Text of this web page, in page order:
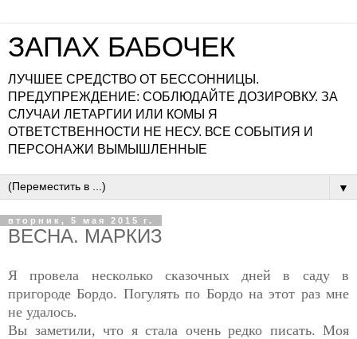
ЗАПАХ БАБОЧЕК
ЛУЧШЕЕ СРЕДСТВО ОТ БЕССОННИЦЫ.
ПРЕДУПРЕЖДЕНИЕ: СОБЛЮДАЙТЕ ДОЗИРОВКУ. ЗА
СЛУЧАИ ЛЕТАРГИИ ИЛИ КОМЫ Я
ОТВЕТСТВЕННОСТИ НЕ НЕСУ. ВСЕ СОБЫТИЯ И
ПЕРСОНАЖИ ВЫМЫШЛЕННЫЕ
▼
вторник, 5 мая 2015 г.
ВЕСНА. МАРКИЗ
Я провела несколько сказочных дней в саду в
пригороде Бордо. Погулять по Бордо на этот раз мне
не удалось.
Вы заметили, что я стала очень редко писать. Моя